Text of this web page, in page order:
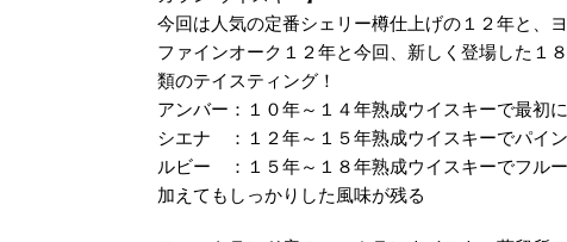
今回は人気の定番シェリー樽仕上げの１２年と、
ファインオーク１２年と今回、新しく登場した１
類のテイスティング！
アンバー：１０年～１４年熟成ウイスキーで最初
シエナ ：１２年～１５年熟成ウイスキーでパイ
ルビー ：１５年～１８年熟成ウイスキーでフル
加えてもしっかりした風味が残る